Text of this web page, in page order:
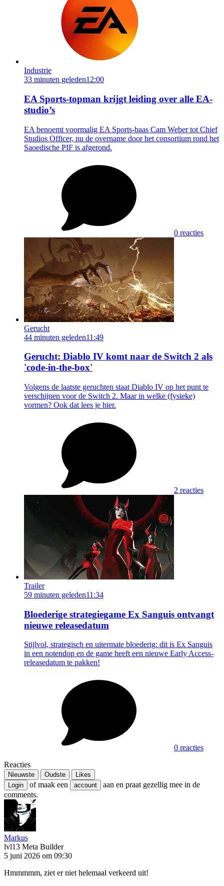
Industrie
33 minuten geleden12:00
EA Sports-topman krijgt leiding over alle EA-
studio’s
EA benoemt voormalig EA Sports-baas Cam Weber tot Chief
Studios Officer, nu de overname door het consortium rond het
Saoedische PIF is afgerond.
0 reacties
Gerucht
44 minuten geleden11:49
Gerucht: Diablo IV komt naar de Switch 2 als
'code-in-the-box'
Volgens de laatste geruchten staat Diablo IV op het punt te
verschijnen voor de Switch 2. Maar in welke (fysieke)
vormen? Ook dat lees je hier.
2 reacties
Trailer
59 minuten geleden11:34
Bloederige strategiegame Ex Sanguis ontvangt
nieuwe releasedatum
Stijlvol, strategisch en uitermate bloederig: dit is Ex Sanguis
in een notendop en de game heeft een nieuwe Early Access-
releasedatum te pakken!
0 reacties
Reacties
Nieuwste Oudste
Likes
Login
of maak een account
aan en praat gezellig mee in de
comments.
Markus
lvl13 Meta Builder
5 juni 2026 om 09:30
Hmmmmm, ziet er niet helemaal verkeerd uit!